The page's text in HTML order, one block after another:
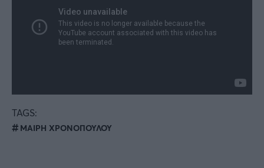
TAGS:
ΜΑΙΡΗ ΧΡΟΝΟΠΟΥΛΟΥ